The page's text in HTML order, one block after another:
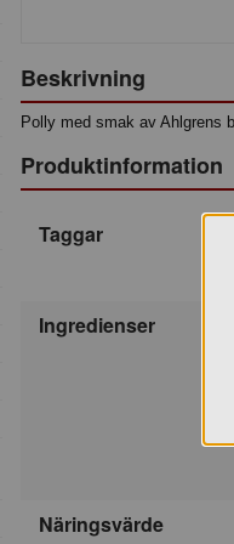
Beskrivning
Polly med smak av Ahlgrens
Produktinformation
Taggar
Ingredienser
Näringsvärde